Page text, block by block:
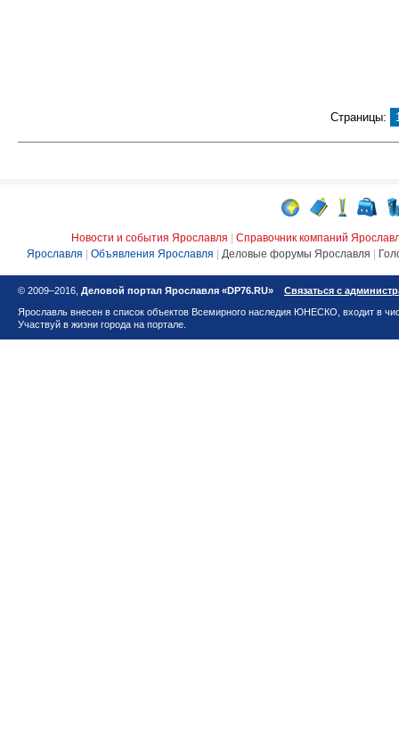
Страницы:
Новости и события Ярославля
Справочник компаний
Ярославля
Объявления Ярославля Деловые форумы Ярославля
© 2009–2016, Деловой портал Ярославля «DP76.RU»
Связаться с
Ярославль внесен в список объектов Всемирного наследия ЮНЕСКО, входит в
Участвуй в жизни города на портале.